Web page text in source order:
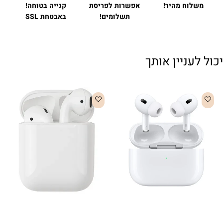
משלוח מהיר!
אפשרות לפריסת
תשלומים!
קנייה בטוחה!
באבטחת SSL
יכול לעניין אותך